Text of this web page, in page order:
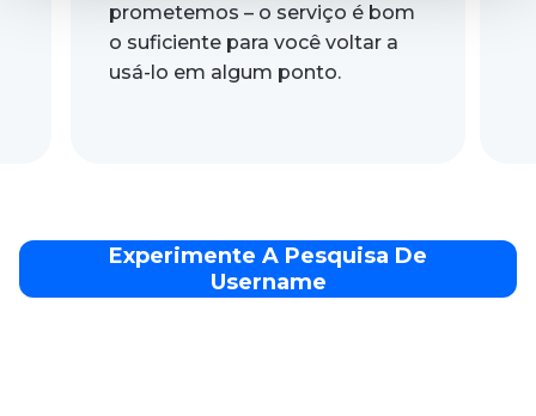
prometemos – o serviço é bom
o suficiente para você voltar a
usá-lo em algum ponto.
Experimente A Pesquisa De
Username